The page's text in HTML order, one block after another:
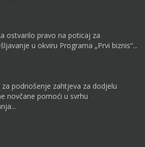
ostvarilo pravo na poticaj za
u okviru Programa „Prvi biznis“...
za podnošenje zahtjeva za dodjelu
novčane pomoći u svrhu